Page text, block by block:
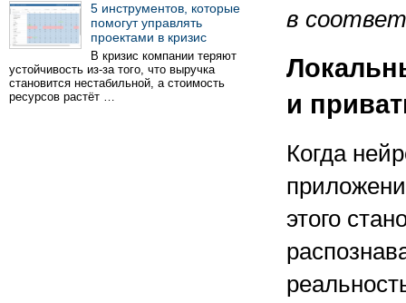
5 инструментов, которые
помогут управлять
проектами в кризис
В кризис компании теряют
устойчивость из-за того, что выручка
становится нестабильной, а стоимость
ресурсов растёт …
в
и
Когда
этого